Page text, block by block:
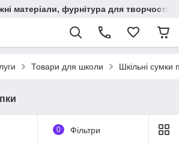
матеріали, фурнітура для творчості
Товари для школи Шкільні сумки
0 Фільтри